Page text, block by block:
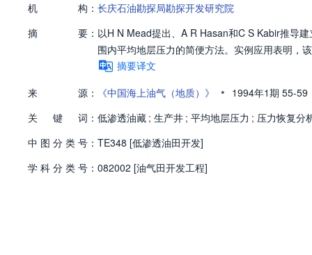
机
构： 长庆石油勘探局勘探开发研究院
摘
要： 以H N Mead提出、A R Hasan和C S Kabir推导
围内平均地层压力的简便方法。实例应用表明，
摘要译文
来
源： 《中国海上油气（地质）》 • 1994年1期 55-59
关
键 词： 低渗透油藏 ; 生产井 ; 平均地层压力 ; 压力恢复分
中 图 分 类 号： TE348 [低渗透油田开发]
学 科 分 类 号： 082002 [油气田开发工程]